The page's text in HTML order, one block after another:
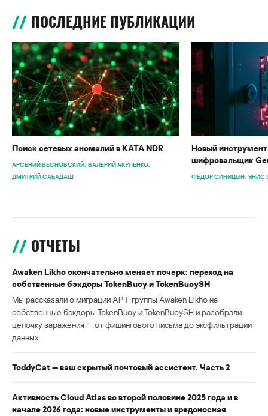
ПОСЛЕДНИЕ ПУБЛИКАЦИИ
Поиск сетевых аномалий в KATA NDR
АРСЕНИЙ ВЕСНОВСКИЙ ВАЛЕРИЙ АКУЛЕНКО
ДМИТРИЙ САБАДАШ
Новый
шифровальщик
ФЕДОР СИНИЦЫН ЯНИС
ОТЧЕТЫ
Awaken Likho окончательно меняет почерк: переход на
собственные бэкдоры TokenBuoy и TokenBuoySH
Мы рассказали о миграции APT-группы Awaken Likho на
собственные бэкдоры TokenBuoy и TokenBuoySH и разобрали
цепочку заражения — от фишингового письма до эксфильтрации
данных.
ToddyCat — ваш скрытый почтовый ассистент. Часть 2
Активность Cloud Atlas во второй половине 2025 года и в
начале 2026 года: новые инструменты и вредоносная